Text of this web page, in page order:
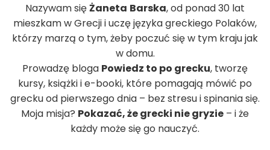
Nazywam sięŻaneta Barska, od ponad 30 lat
mieszkam w Grecji i uczę języka greckiego Polaków,
którzy marzą o tym, żeby poczuć się w tym kraju jak
w domu.
Prowadzę bloga Powiedz to po grecku, tworzę
kursy, książki i e-booki, które pomagają mówić po
grecku od pierwszego dnia – bez stresu i spinania się.
Moja misja? Pokazać, że grecki nie gryzie – i że
każdy może się go nauczyć.